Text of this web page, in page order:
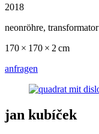
2018
neonröhre, transformator
170 × 170 × 2 cm
anfragen
jan kubíček